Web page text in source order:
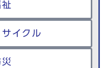
イクル
災